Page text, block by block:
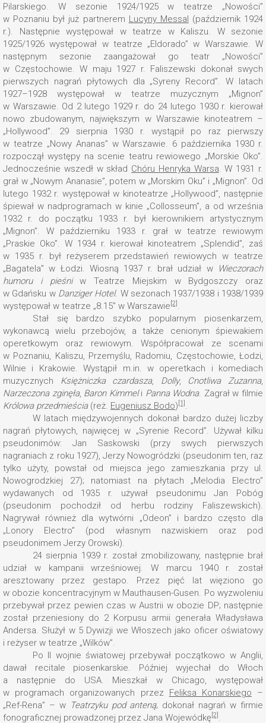
Pilarskiego. W sezonie 1924/1925 w teatrze „Nowości”
w Poznaniu był już partnerem Lucyny Messal (październik 1924
r.). Następnie występował w teatrze w Kaliszu. W sezonie
1925/1926 występował w teatrze „Eldorado” w Warszawie. W
następnym sezonie zaangażował go teatr „Nowości”
w Częstochowie. W maju 1927 r. Faliszewski dokonał swych
pierwszych nagrań płytowych dla „Syreny Record”. W latach
1927–1928 występował w teatrze muzycznym „Mignon”
w Warszawie. Od 2 lutego 1929 r. do 24 lutego 1930 r. kierował
nowo zbudowanym, największym w Warszawie kinoteatrem –
„Hollywood”. 29 sierpnia 1930 r. wystąpił po raz pierwszy
w teatrze „Nowy Ananas” w Warszawie. 6 października 1930 r.
rozpoczął występy na scenie teatru rewiowego „Morskie Oko”.
Jednocześnie wszedł w skład Chóru Henryka Warsa. W 1931 r.
grał w „Nowym Ananasie”, potem w „Morskim Oku” i „Mignon”. Od
lutego 1932 r. występował w kinoteatrze „Hollywood”, następnie
śpiewał w nadprogramach w kinie „Collosseum”, a od września
1932 r. do początku 1933 r. był kierownikiem artystycznym
„Mignon”. W październiku 1933 r. grał w teatrze rewiowym
„Praskie Oko”. W 1934 r. kierował kinoteatrem „Splendid”, zaś
w 1935 r. był reżyserem przedstawień rewiowych w teatrze
„Bagatela” w Łodzi. Wiosną 1937 r. brał udział w
Wieczorach
humoru i pieśniw Teatrze Miejskim w Bydgoszczy oraz
w Gdańsku w Danziger Hotel. W sezonach 1937/1938 i 1938/1939
występował w teatrze „8.15” w Warszawie [2] .
Stał się bardzo szybko popularnym piosenkarzem,
wykonawcą wielu przebojów, a także cenionym śpiewakiem
operetkowym oraz rewiowym. Współpracował ze scenami
w Poznaniu, Kaliszu, Przemyślu, Radomiu, Częstochowie, Łodzi,
Wilnie i Krakowie. Wystąpił m.in. w operetkach i komediach
muzycznych Księżniczka czardasza, Dolly, Cnotliwa Zuzanna,
Narzeczona zginęła, Baron Kimmeli Panna Wodna. Zagrał w filmie
Królowa przedmieścia(reż. Eugeniusz Bodo) [1] .
W latach międzywojennych dokonał bardzo dużej liczby
nagrań płytowych, najwięcej w „Syrenie Record”. Używał kilku
pseudonimów: Jan Saskowski (przy swych pierwszych
nagraniach z roku 1927), Jerzy Nowogródzki (pseudonim ten, raz
tylko użyty, powstał od miejsca jego zamieszkania przy ul.
Nowogrodzkiej 27); natomiast na płytach „Melodia Electro”
wydawanych od 1935 r. używał pseudonimu Jan Pobóg
(pseudonim pochodził od herbu rodziny Faliszewskich).
Nagrywał również dla wytwórni „Odeon” i bardzo często dla
„Lonory Electro” (pod własnym nazwiskiem oraz pod
pseudonimem Jerzy Orowski).
24 sierpnia 1939 r. został zmobilizowany, następnie brał
udział w kampanii wrześniowej. W marcu 1940 r. został
aresztowany przez gestapo. Przez pięć lat więziono go
w obozie koncentracyjnym w Mauthausen-Gusen. Po wyzwoleniu
przebywał przez pewien czas w Austrii w obozie DP; następnie
został przeniesiony do 2 Korpusu armii generała Władysława
Andersa. Służył w 5 Dywizji we Włoszech jako oficer oświatowy
i reżyser w teatrze „Wilków”.
Po II wojnie światowej przebywał początkowo w Anglii,
dawał recitale piosenkarskie. Później wyjechał do Włoch
a następnie do USA. Mieszkał w Chicago, występował
w programach organizowanych przez Feliksa Konarskiego –
„Ref-Rena” – w Teatrzyku pod anteną; dokonał nagrań w firmie
fonograficznej prowadzonej przez Jana Wojewódkę [2] .